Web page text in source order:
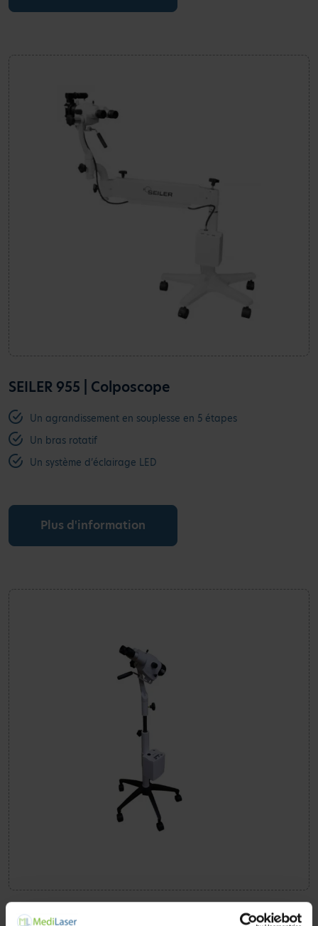
SEILER 955 | Colposcope
Un agrandissement en souplesse en 5 étapes
Un bras rotatif
Un système d’éclairage LED
Plus d'information
SEILER 935 | Colposcope